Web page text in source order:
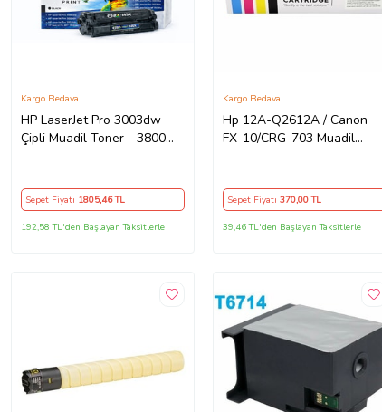
HP LaserJet Pro 3003dw
Çipli Muadil Toner - 3800
Kargo Bedava
Sepet Fiyatı 1805,46 TL
192,58 TL'den Başlayan Taksitlerle
Hp 12A-Q2612A / Canon
FX-10/CRG-703 Muadil
Kargo Bedava
Sepet Fiyatı 370,00 TL
39,46 TL'den Başlayan Taksitlerle